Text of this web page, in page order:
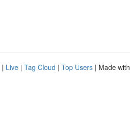
| Live | Tag Cloud | Top Users | Made with